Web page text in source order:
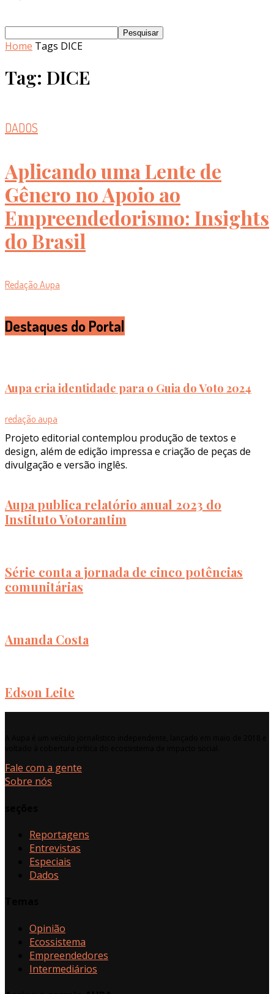
Home Tags DICE
Tag: DICE
DADOS
Aplicando uma Lente de
Gênero no Apoio ao
Empreendedorismo: Insights
do Brasil
Redação Aupa
Destaques do Portal
Aupa cria identidade para o Guia do Voto 2024
redação aupa
Projeto editorial contemplou produção de textos e
design, além de edição impressa e criação de peças de
divulgação e versão inglês.
Aupa publica relatório anual 2023 do
Instituto Votorantim
Série conta a jornada de cinco potências
comunitárias
Amanda Costa
Edson Leite
Fale com a gente
Sobre nós
Reportagens
Entrevistas
Especiais
Dados
Opinião
Ecossistema
Empreendedores
Intermediários